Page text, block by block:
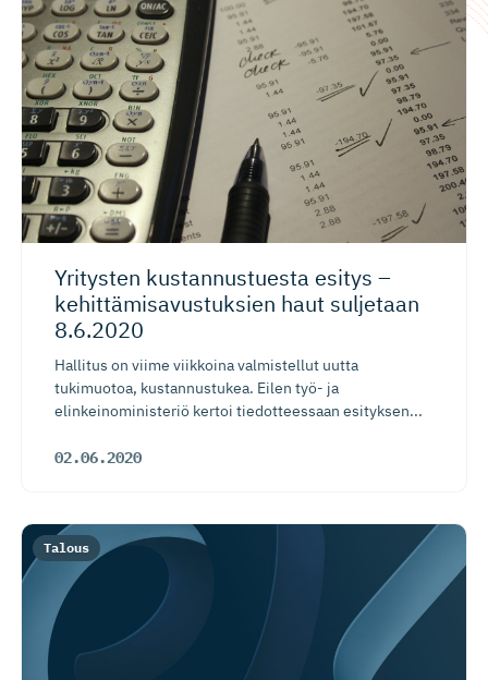
Yritysten kustannus­tuesta esitys –
kehittämi­sa­vus­tuksien haut suljetaan
8.6.2020
Hallitus on viime viikkoina valmistellut uutta
tukimuotoa, kustannustukea. Eilen työ- ja
elinkeinoministeriö kertoi tiedotteessaan esityksen...
02.06.2020
Talous